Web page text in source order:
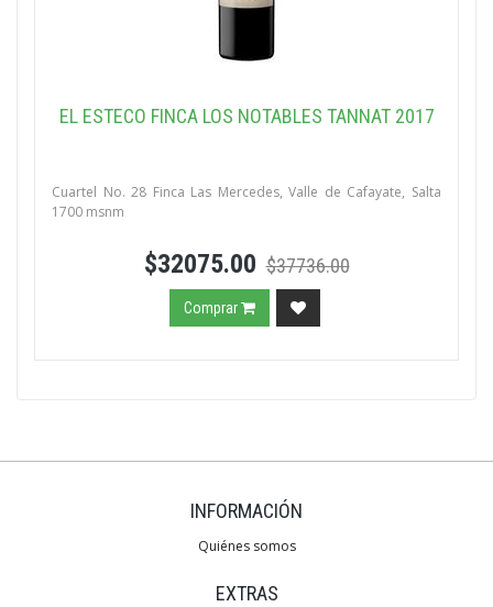
EL ESTECO FINCA LOS NOTABLES TANNAT 2017
Cuartel No. 28 Finca Las Mercedes, Valle de Cafayate, Salta
1700 msnm
$32075.00 $37736.00
Comprar
INFORMACIÓN
Quiénes somos
EXTRAS